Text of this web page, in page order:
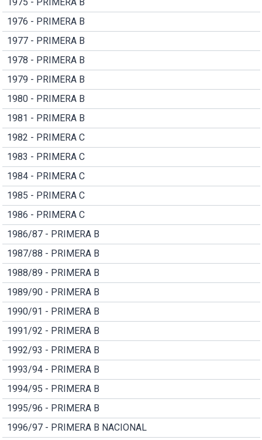
1976 - PRIMERA B
1977 - PRIMERA B
1978 - PRIMERA B
1979 - PRIMERA B
1980 - PRIMERA B
1981 - PRIMERA B
1982 - PRIMERA C
1983 - PRIMERA C
1984 - PRIMERA C
1985 - PRIMERA C
1986 - PRIMERA C
1986/87 - PRIMERA B
1987/88 - PRIMERA B
1988/89 - PRIMERA B
1989/90 - PRIMERA B
1990/91 - PRIMERA B
1991/92 - PRIMERA B
1992/93 - PRIMERA B
1993/94 - PRIMERA B
1994/95 - PRIMERA B
1995/96 - PRIMERA B
1996/97 - PRIMERA B NACIONAL